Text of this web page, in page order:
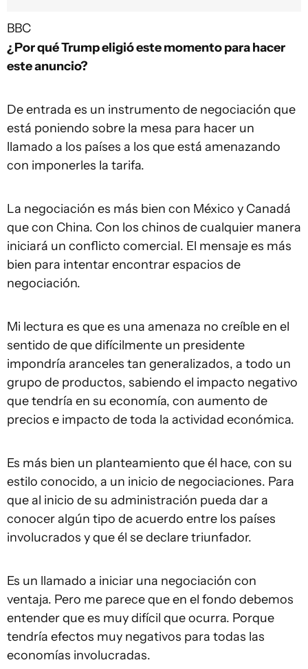
BBC
¿Por qué Trump eligió este momento para hacer
este anuncio?
De entrada es un instrumento de negociación que
está poniendo sobre la mesa para hacer un
llamado a los países a los que está amenazando
con imponerles la tarifa.
La negociación es más bien con México y Canadá
que con China. Con los chinos de cualquier manera
iniciará un conflicto comercial. El mensaje es más
bien para intentar encontrar espacios de
negociación.
Mi lectura es que es una amenaza no creíble en el
sentido de que difícilmente un presidente
impondría aranceles tan generalizados, a todo un
grupo de productos, sabiendo el impacto negativo
que tendría en su economía, con aumento de
precios e impacto de toda la actividad económica.
Es más bien un planteamiento que él hace, con su
estilo conocido, a un inicio de negociaciones. Para
que al inicio de su administración pueda dar a
conocer algún tipo de acuerdo entre los países
involucrados y que él se declare triunfador.
Es un llamado a iniciar una negociación con
ventaja. Pero me parece que en el fondo debemos
entender que es muy difícil que ocurra. Porque
tendría efectos muy negativos para todas las
economías involucradas.